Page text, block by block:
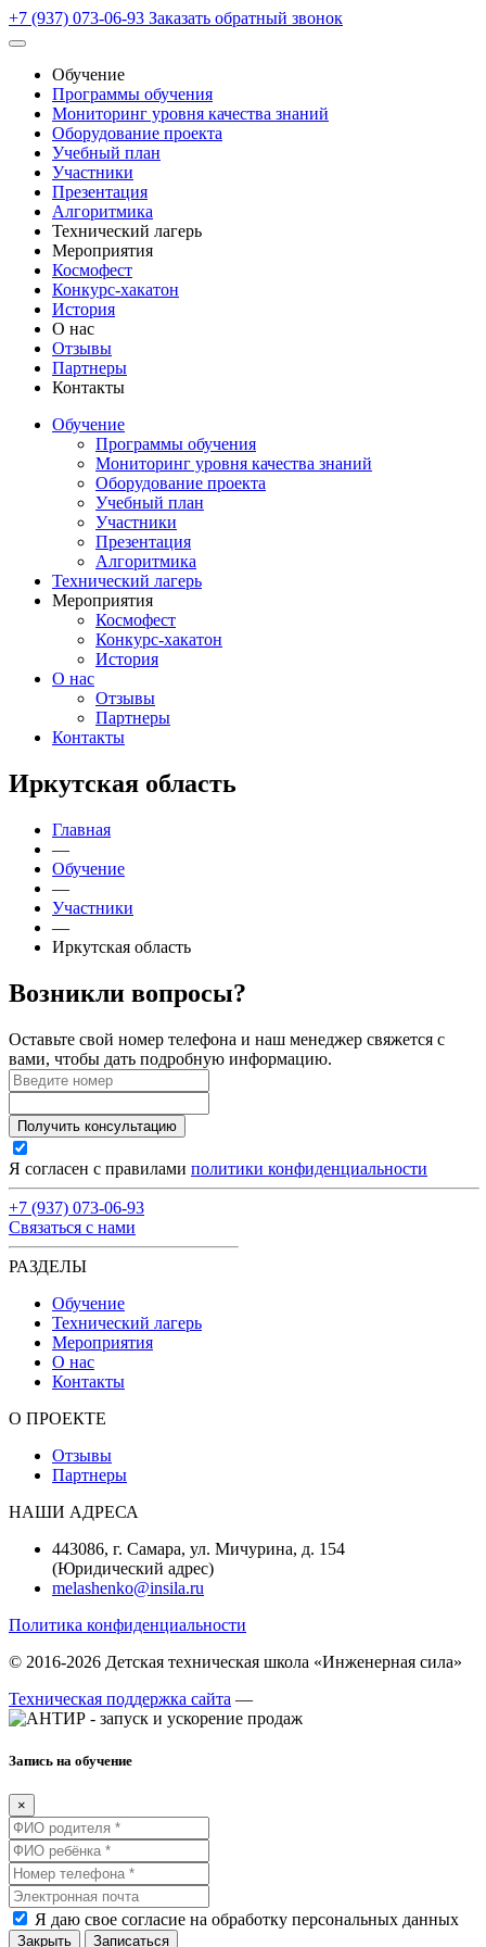
+7 (937) 073-06-93 Заказать обратный звонок
Обучение
Программы обучения
Мониторинг уровня качества знаний
Оборудование проекта
Учебный план
Участники
Презентация
Алгоритмика
Технический лагерь
Мероприятия
Космофест
Конкурс-хакатон
История
О нас
Отзывы
Партнеры
Контакты
Обучение
Программы обучения
Мониторинг уровня качества знаний
Оборудование проекта
Учебный план
Участники
Презентация
Алгоритмика
Технический лагерь
Мероприятия
Космофест
Конкурс-хакатон
История
О нас
Отзывы
Партнеры
Контакты
Иркутская область
Главная
—
Обучение
—
Участники
—
Иркутская область
Возникли вопросы?
Оставьте свой номер телефона и наш менеджер свяжется с
вами, чтобы дать подробную информацию.
Получить консультацию
Я согласен с правилами политики конфиденциальности
+7 (937) 073-06-93
Связаться с нами
РАЗДЕЛЫ
Обучение
Технический лагерь
Мероприятия
О нас
Контакты
О ПРОЕКТЕ
Отзывы
Партнеры
НАШИ АДРЕСА
443086, г. Самара, ул. Мичурина, д. 154
(Юридический адрес)
melashenko@insila.ru
Политика конфиденциальности
© 2016-2026 Детская техническая школа «Инженерная сила»
Техническая поддержка сайта —
Запись на обучение
×
Я даю свое согласие на обработку персональных данных
Закрыть Записаться